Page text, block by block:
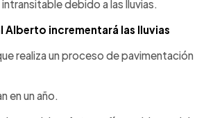
debido a las lluvias.
incrementará las lluvias
realiza un proceso de pavimentación
en un año.